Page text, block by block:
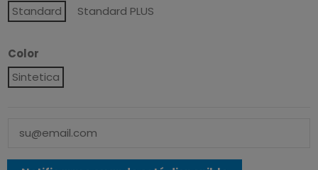
Standard
Standard PLUS
Color
Sintetica